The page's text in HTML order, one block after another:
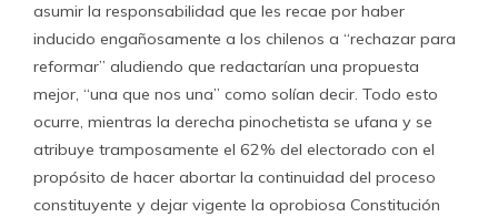
asumir la responsabilidad que les recae por haber
inducido engañosamente a los chilenos a “rechazar para
reformar” aludiendo que redactarían una propuesta
mejor, “una que nos una” como solían decir. Todo esto
ocurre, mientras la derecha pinochetista se ufana y se
atribuye tramposamente el 62% del electorado con el
propósito de hacer abortar la continuidad del proceso
constituyente y dejar vigente la oprobiosa Constitución